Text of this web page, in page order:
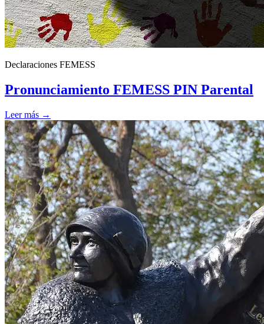
Declaraciones FEMESS
Pronunciamiento FEMESS PIN Parental
Leer más →